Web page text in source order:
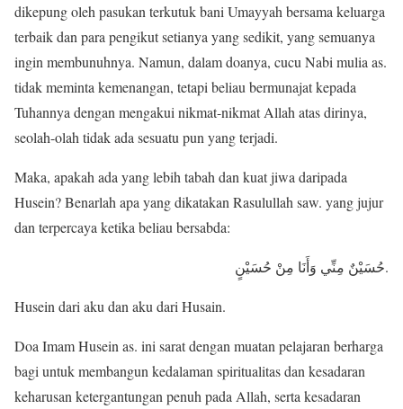
dikepung oleh pasukan terkutuk bani Umayyah bersama keluarga
terbaik dan para pengikut setianya yang sedikit, yang semuanya
ingin membunuhnya. Namun, dalam doanya, cucu Nabi mulia as.
tidak meminta kemenangan, tetapi beliau bermunajat kepada
Tuhannya dengan mengakui nikmat-nikmat Allah atas dirinya,
seolah-olah tidak ada sesuatu pun yang terjadi.
Maka, apakah ada yang lebih tabah dan kuat jiwa daripada
Husein? Benarlah apa yang dikatakan Rasulullah saw. yang jujur
dan terpercaya ketika beliau bersabda:
حُسَيْنٌ مِنِّي وَأَنَا مِنْ حُسَيْنٍ.
Husein dari aku dan aku dari Husain.
Doa Imam Husein as. ini sarat dengan muatan pelajaran berharga
bagi untuk membangun kedalaman spiritualitas dan kesadaran
keharusan ketergantungan penuh pada Allah, serta kesadaran